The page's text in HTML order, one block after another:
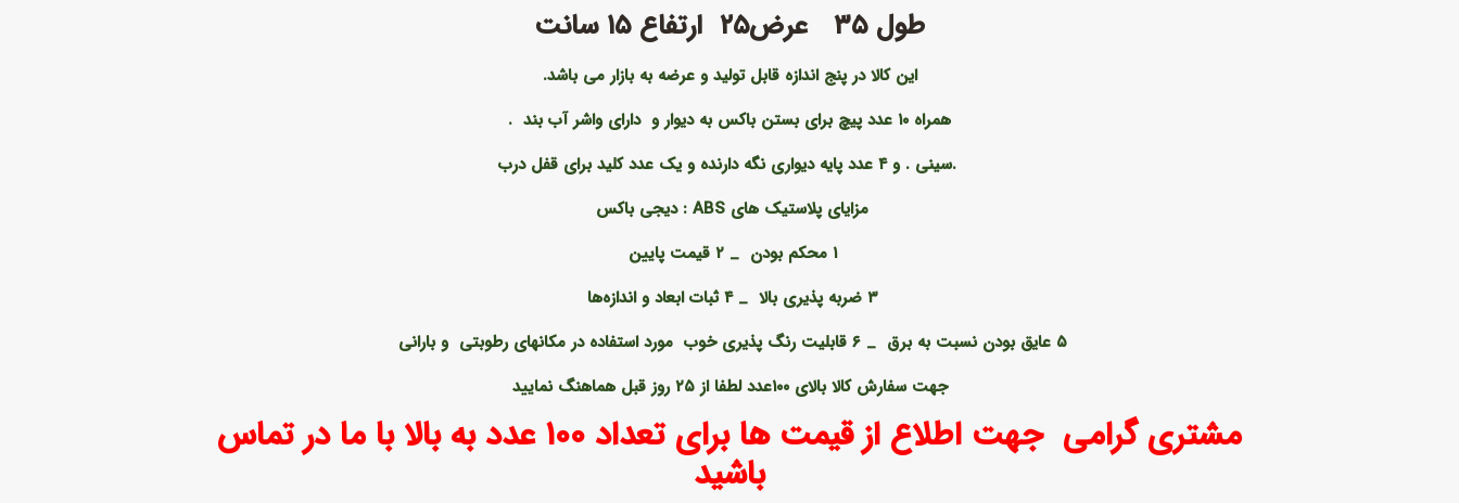
طول ۳۵ عرض۲۵ ارتفاع ۱۵ سانت
این کالا در پنج اندازه قابل تولید و عرضه به بازار می باشد.
همراه ۱۰ عدد پیچ برای بستن باکس به دیوار و دارای واشر آب بند .
.سینی . و ۴ عدد پایه دیواری نگه دارنده و یک عدد کلید برای قفل درب
مزایای پلاستیک های
۱ محکم بودن
_۲ قیمت پایین
۳ ضربه‌ پذیری بالا
_۴ ثبات ابعاد و اندازه‌ها
۵ عایق بودن نسبت به برق
_۶ قابلیت رنگ ‌پذیری خوب مورد استفاده در مکانهای رطوبتی و بارانی
جهت سفارش کالا بالای ۱۰۰عدد لطفا از ۲۵
روز قبل هماهنگ نمایید
مشتری گرامی جهت اطلاع از قیمت ها برای تعداد ۱۰۰ عدد به بالا با ما در تماس
باشید